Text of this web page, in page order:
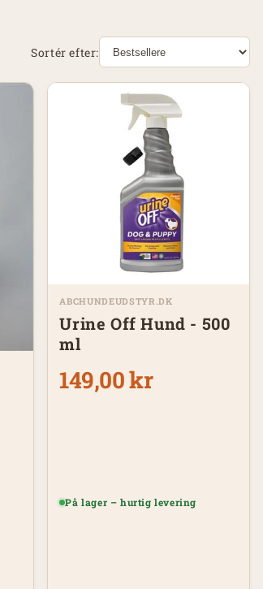
Sortér efter:
ABCHUNDEUDSTYR.DK
Urine Off Hund - 500
ml
149,00 kr
På lager – hurtig levering